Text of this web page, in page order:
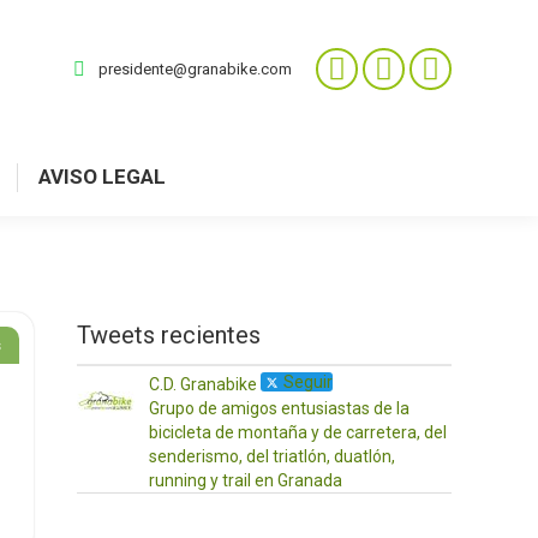
presidente@granabike.com
AVISO LEGAL
Tweets recientes
C.D. Granabike
Seguir
Grupo de amigos entusiastas de la
bicicleta de montaña y de carretera, del
senderismo, del triatlón, duatlón,
running y trail en Granada